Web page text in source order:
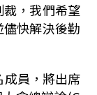
，我們希望
快解決後勤
員，將出席